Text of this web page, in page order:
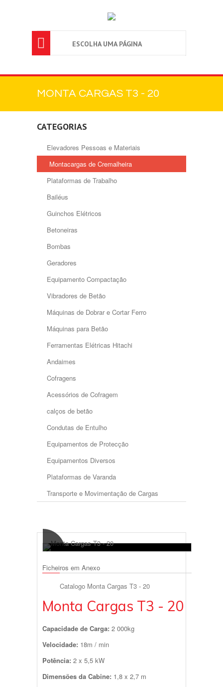
 ESCOLHA UMA PÁGINA
MONTA CARGAS T3 - 20
CATEGORIAS
Elevadores Pessoas e Materiais
Montacargas de Cremalheira
Plataformas de Trabalho
Bailéus
Guinchos Elétricos
Betoneiras
Bombas
Geradores
Equipamento Compactação
Vibradores de Betão
Máquinas de Dobrar e Cortar Ferro
Máquinas para Betão
Ferramentas Elétricas Hitachi
Andaimes
Cofragens
Acessórios de Cofragem
calços de betão
Condutas de Entulho
Equipamentos de Protecção
Equipamentos Diversos
Plataformas de Varanda
Transporte e Movimentação de Cargas
Ficheiros em Anexo
Catalogo Monta Cargas T3 - 20
Monta Cargas T3 - 20
Capacidade de Carga: 2 000kg
Velocidade: 18m / min
Potência: 2 x 5,5 kW
Dimensões da Cabine: 1,8 x 2,7 m